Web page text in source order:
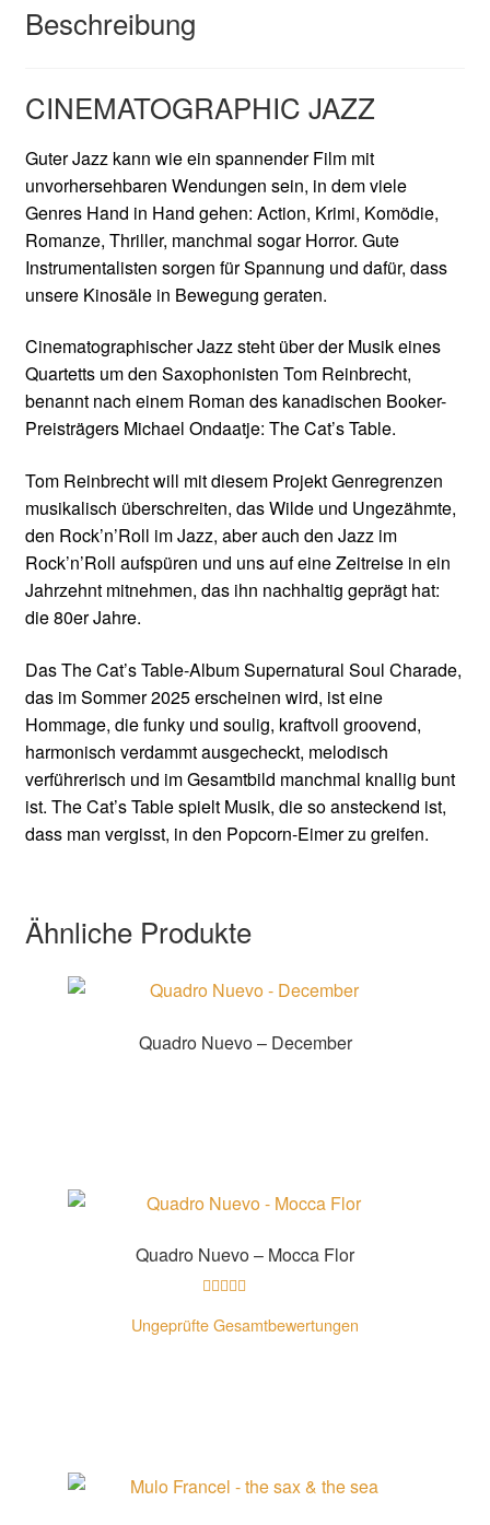
Beschreibung
CINEMATOGRAPHIC JAZZ
Guter Jazz kann wie ein spannender Film mit
unvorhersehbaren Wendungen sein, in dem viele
Genres Hand in Hand gehen: Action, Krimi, Komödie,
Romanze, Thriller, manchmal sogar Horror. Gute
Instrumentalisten sorgen für Spannung und dafür, dass
unsere Kinosäle in Bewegung geraten.
Cinematographischer Jazz steht über der Musik eines
Quartetts um den Saxophonisten Tom Reinbrecht,
benannt nach einem Roman des kanadischen Booker-
Preisträgers Michael Ondaatje: The Cat’s Table.
Tom Reinbrecht will mit diesem Projekt Genregrenzen
musikalisch überschreiten, das Wilde und Ungezähmte,
den Rock’n’Roll im Jazz, aber auch den Jazz im
Rock’n’Roll aufspüren und uns auf eine Zeitreise in ein
Jahrzehnt mitnehmen, das ihn nachhaltig geprägt hat:
die 80er Jahre.
Das The Cat’s Table-Album Supernatural Soul Charade,
das im Sommer 2025 erscheinen wird, ist eine
Hommage, die funky und soulig, kraftvoll groovend,
harmonisch verdammt ausgecheckt, melodisch
verführerisch und im Gesamtbild manchmal knallig bunt
ist. The Cat’s Table spielt Musik, die so ansteckend ist,
dass man vergisst, in den Popcorn-Eimer zu greifen.
Ähnliche Produkte
Quadro Nuevo – December
Quadro Nuevo – Mocca Flor
5.00von 5
Ungeprüfte Gesamtbewertungen